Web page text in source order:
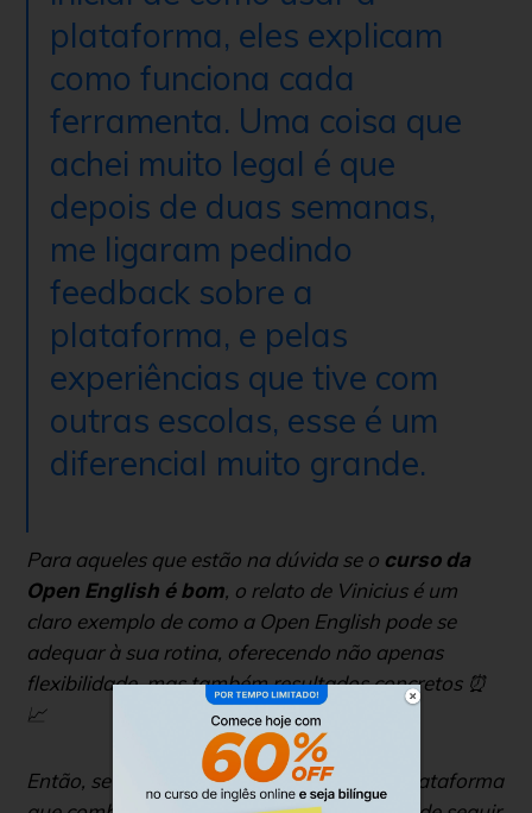
plataforma, eles explicam
como funciona cada
ferramenta. Uma coisa que
achei muito legal é que
depois de duas semanas,
me ligaram pedindo
feedback sobre a
plataforma, e pelas
experiências que tive com
outras escolas, esse é um
diferencial muito grande.
Para aqueles que estão na dúvida se o curso da
Open English é bom, o relato de Vinicius é um
claro exemplo de como a Open English pode se
adequar à sua rotina, oferecendo não apenas
flexibilidade, mas também resultados concretos ⏰
📈
Então, se você está procurando por uma plataforma